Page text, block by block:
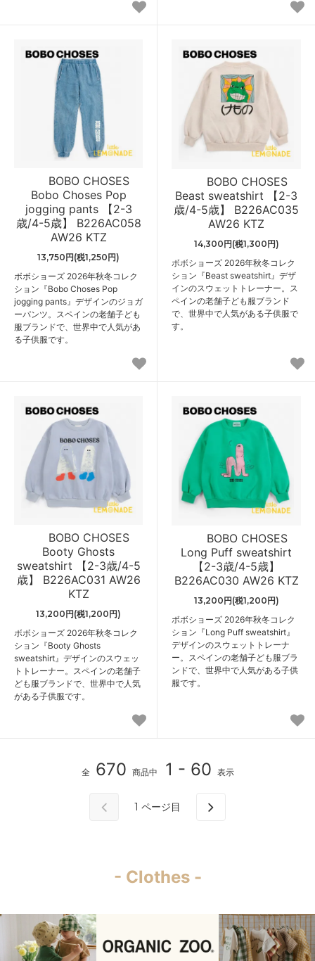
BOBO CHOSES
Bobo Choses Pop
jogging pants 【2-3
歳/4-5歳】 B226AC058
AW26 KTZ
13,750円(税1,250円)
ボボショーズ 2026年秋冬コレク
ション『Bobo Choses Pop
jogging pants』デザインのジョガ
ーパンツ。スペインの老舗子ども
服ブランドで、世界中で人気があ
る子供服です。
BOBO CHOSES
Beast sweatshirt 【2-3
歳/4-5歳】 B226AC035
AW26 KTZ
14,300円(税1,300円)
ボボショーズ 2026年秋冬コレク
ション『Beast sweatshirt』デザ
インのスウェットトレーナー。ス
ペインの老舗子ども服ブランド
で、世界中で人気がある子供服で
す。
BOBO CHOSES
Booty Ghosts
sweatshirt 【2-3歳/4-5
歳】 B226AC031 AW26
KTZ
13,200円(税1,200円)
ボボショーズ 2026年秋冬コレク
ション『Booty Ghosts
sweatshirt』デザインのスウェッ
トトレーナー。スペインの老舗子
ども服ブランドで、世界中で人気
がある子供服です。
BOBO CHOSES
Long Puff sweatshirt
【2-3歳/4-5歳】
B226AC030 AW26 KTZ
13,200円(税1,200円)
ボボショーズ 2026年秋冬コレク
ション『Long Puff sweatshirt』
デザインのスウェットトレーナ
ー。スペインの老舗子ども服ブラ
ンドで、世界中で人気がある子供
服です。
全 670 商品中 1 - 60 表示
1 ページ目
- Clothes -